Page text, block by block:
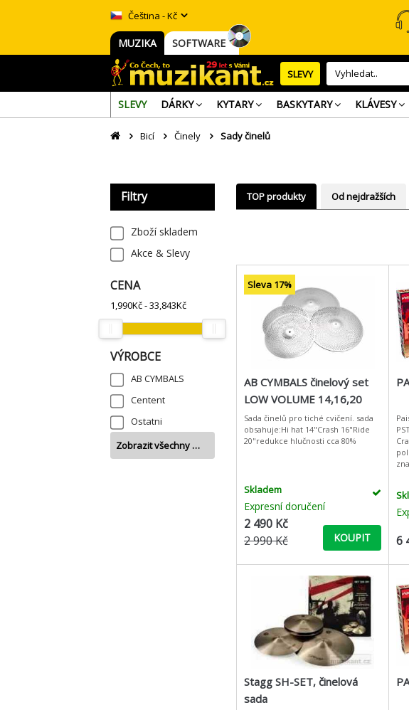
Čeština - Kč
MUZIKA SOFTWARE
SLEVY
SLEVY DÁRKY KYTARY BASKYTARY KLÁVESY
Bicí Činely Sady činelů
Filtry
Zboží skladem
Akce & Slevy
CENA
1,990Kč -33,843Kč
VÝROBCE
AB CYMBALS
Centent
Ostatni
Zobrazit všechny …
TOP produkty Od nejdražších
Sleva 17%
AB CYMBALS činelový set
LOW VOLUME 14,16,20
Sada činelů pro tiché cvičení. sada
obsahuje:Hi hat 14"Crash 16"Ride
20"redukce hlučnosti cca 80%
Skladem
Expresní doručení
2 490 Kč
2 990 Kč
KOUPIT 6
Stagg SH-SET, činelová
sada